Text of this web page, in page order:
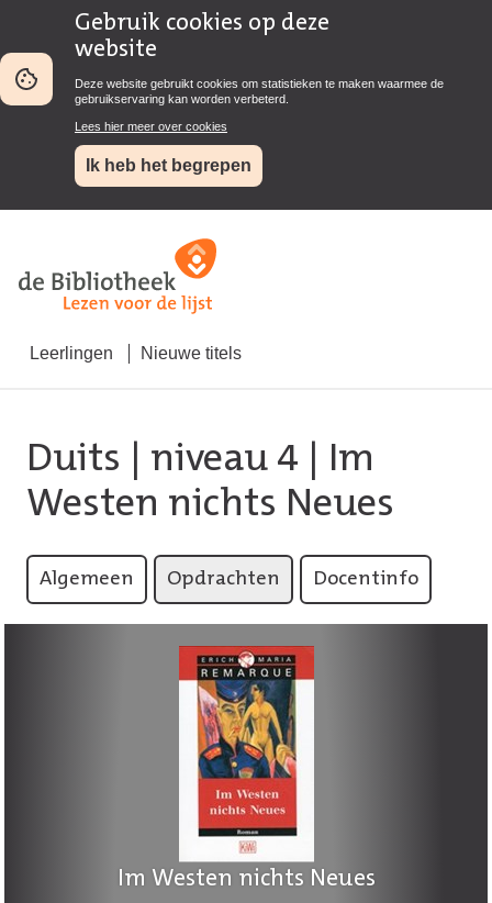
Gebruik cookies op deze
website
Deze website gebruikt cookies om statistieken te maken waarmee de
gebruikservaring kan worden verbeterd.
Lees hier meer over cookies
Ik heb het begrepen
Leerlingen Nieuwe titels
Duits niveau 4 | Im
Westen nichts Neues
Algemeen Opdrachten Docentinfo
Im Westen nichts Neues